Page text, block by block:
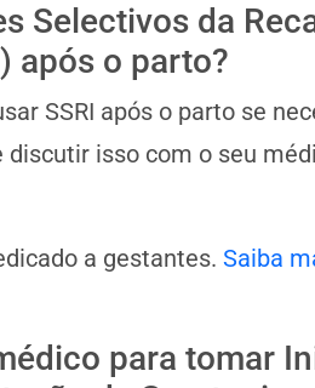
Selectivos da
após o parto?
SSRI após o parto se
isso com o seu
a gestantes. Saiba
para tomar